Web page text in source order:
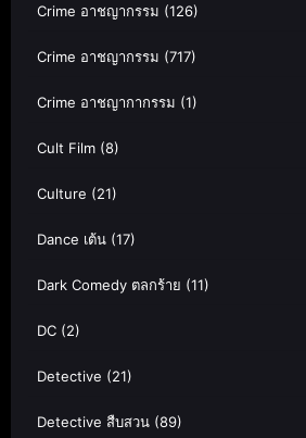
Crime อาชญากรรม (126)
Crime อาชญากรรม (717)
Crime อาชญากากรรม (1)
Cult Film (8)
Culture (21)
Dance เต้น (17)
Dark Comedy ตลกร้าย (11)
DC (2)
Detective (21)
Detective สืบสวน (89)